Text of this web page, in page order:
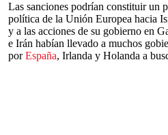
Las sanciones podrían constituir un
política de la Unión Europea hacia
y a las acciones de su gobierno en
e Irán habían llevado a muchos
porEspaña, Irlanda y Holanda a